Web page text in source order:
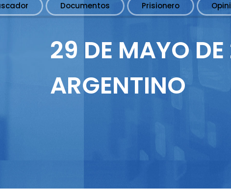
Documentos Prisionero
29 DE MAYO
ARGENTINO